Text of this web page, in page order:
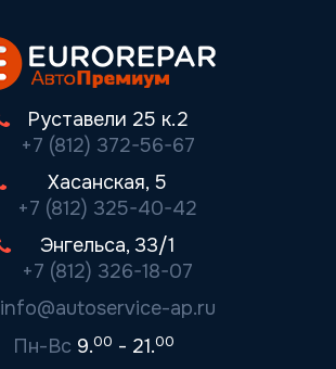
Руставели 25 к.2
+7 (812) 372-56-67
Хасанская, 5
+7 (812) 325-40-42
Энгельса, 33/1
+7 (812) 326-18-07
info@autoservice-ap.ru
Пн-Вс 9.00 - 21.00